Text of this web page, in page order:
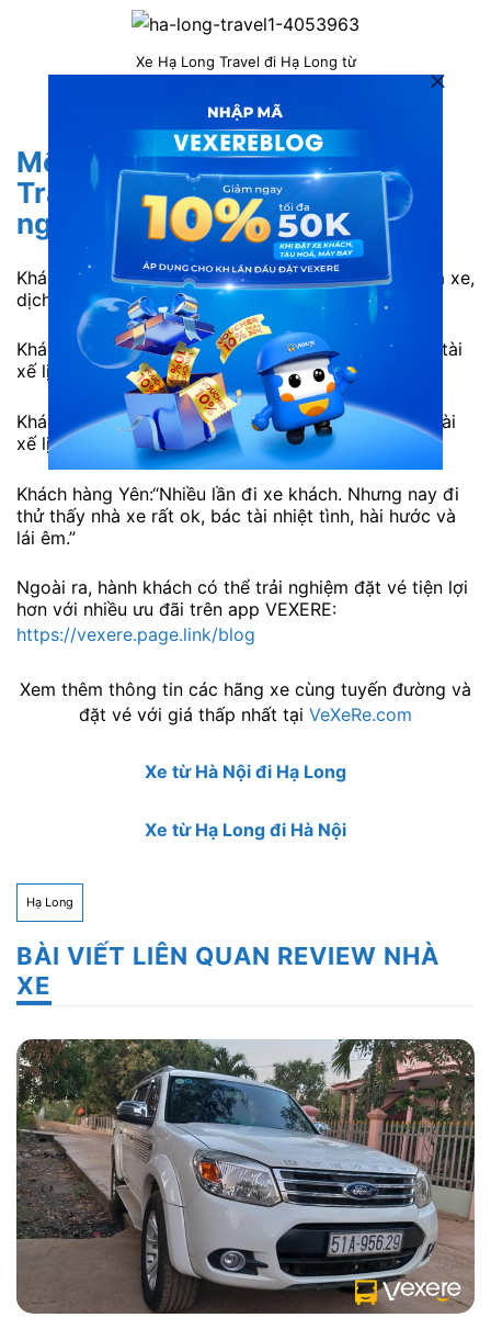
Xe Hạ Long Travel đi Hạ Long từ
Một số đánh giá xe Hạ Long
Travel từ khách hàng đã trải
nghiệm dịch vụ:
Khách hàng V.Hiền: “Luôn lựa chọn và tin tưởng nhà xe,
dịch vụ và điều hành rất ok”
Khách hàng H.Nguyên: “Chất lượng dịch vụ rất tốt, tài
xế lịch sự, thời gian di chuyển 2 tiếng, trả tận nhà.”
Khách hàng V.Phương: “chất lượng dịch vụ rất tốt, tài
xế lịch sự, thời gian di chuyển 2 tiếng, trả tận nhà.“
Khách hàng Yên:“Nhiều lần đi xe khách. Nhưng nay đi
thử thấy nhà xe rất ok, bác tài nhiệt tình, hài hước và
lái êm.”
Ngoài ra, hành khách có thể trải nghiệm đặt vé tiện lợi
hơn với nhiều ưu đãi trên app VEXERE:
https://vexere.page.link/blog
Xem thêm thông tin các hãng xe cùng tuyến đường và
đặt vé với giá thấp nhất tại VeXeRe.com
Xe từ Hà Nội đi Hạ Long
Xe từ Hạ Long đi Hà Nội
Hạ Long
BÀI VIẾT LIÊN QUAN REVIEW NHÀ
XE